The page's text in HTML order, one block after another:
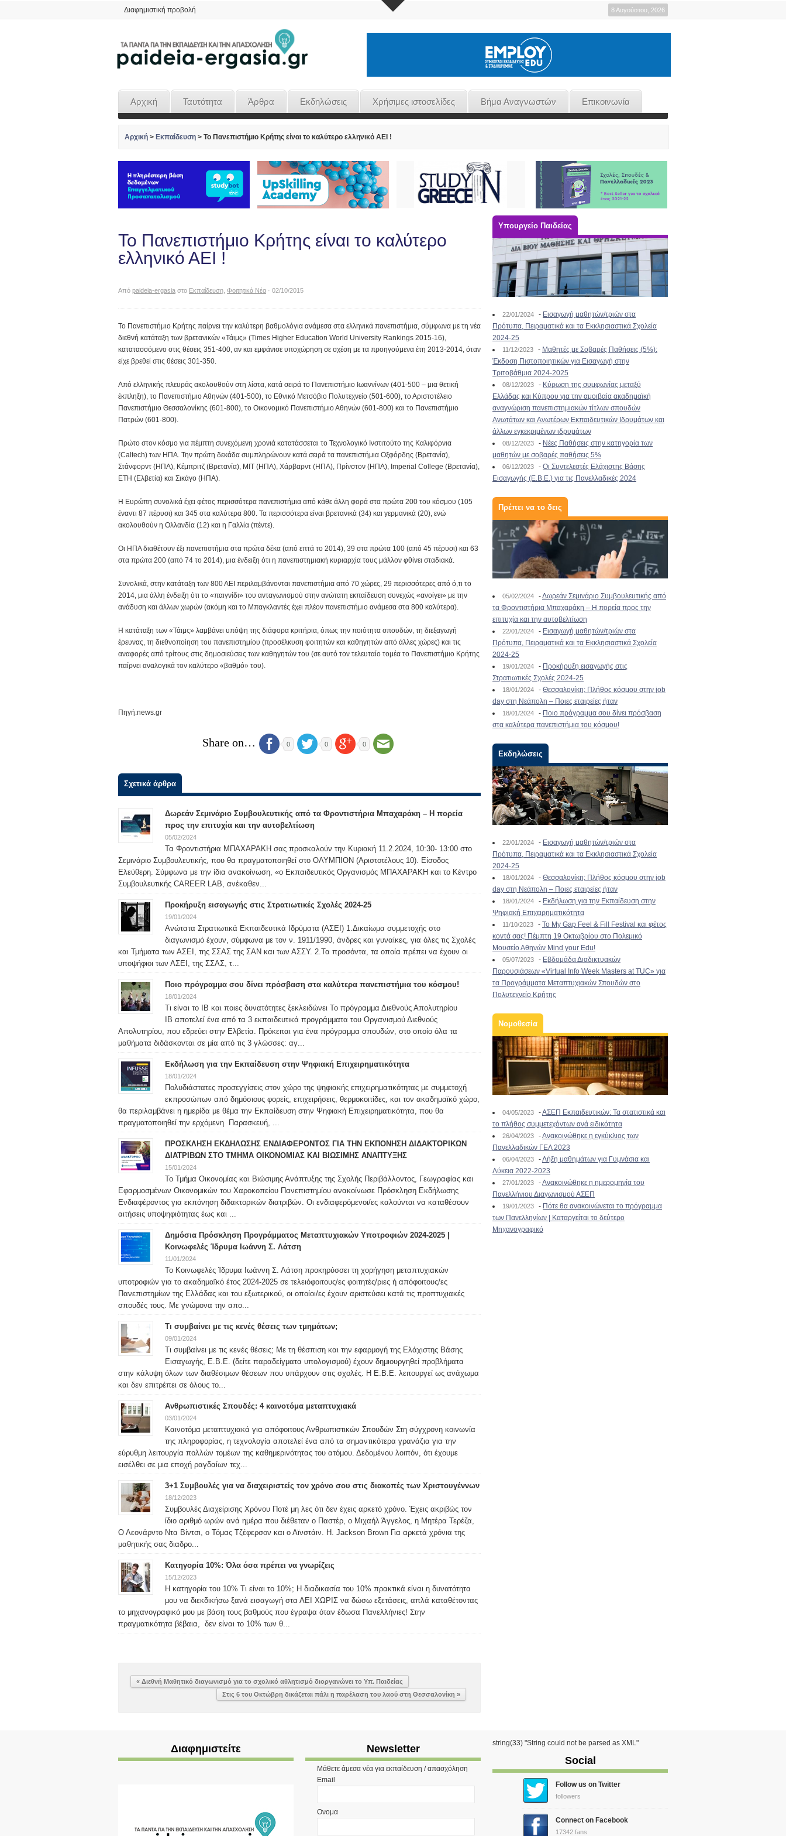
Διαφημιστική προβολή 8 Αυγούστου, 2026
Αρχική Ταυτότητα Άρθρα Εκδηλώσεις Χρήσιμες ιστοσελίδες Βήμα Αναγνωστών Επικοινωνία
Αρχική > Εκπαίδευση > Το Πανεπιστήμιο Κρήτης είναι το καλύτερο ελληνικό ΑΕΙ !
Το Πανεπιστήμιο Κρήτης είναι το καλύτερο
ελληνικό ΑΕΙ !
Από paideia-ergasia στο Εκπαίδευση Φοιτητικά Νέα · 02/10/2015
Το Πανεπιστήμιο Κρήτης παίρνει την καλύτερη βαθμολόγια ανάμεσα στα ελληνικά πανεπιστήμια, σύμφωνα με τη νέα
διεθνή κατάταξη των βρετανικών «Τάιμς» (Times Higher Education World University Rankings 2015-16),
κατατασσόμενο στις θέσεις 351-400, αν και εμφάνισε υποχώρηση σε σχέση με τα προηγούμενα έτη 2013-2014, όταν
είχε βρεθεί στις θέσεις 301-350.
Από ελληνικής πλευράς ακολουθούν στη λίστα, κατά σειρά το Πανεπιστήμιο Ιωαννίνων (401-500 – μια θετική
έκπληξη), το Πανεπιστήμιο Αθηνών (401-500), το Εθνικό Μετσόβιο Πολυτεχνείο (501-600), το Αριστοτέλειο
Πανεπιστήμιο Θεσσαλονίκης (601-800), το Οικονομικό Πανεπιστήμιο Αθηνών (601-800) και το Πανεπιστήμιο
Πατρών (601-800).
Πρώτο στον κόσμο για πέμπτη συνεχόμενη χρονιά κατατάσσεται το Τεχνολογικό Ινστιτούτο της Καλιφόρνια
(Caltech) των ΗΠΑ. Την πρώτη δεκάδα συμπληρώνουν κατά σειρά τα πανεπιστήμια Οξφόρδης (Βρετανία),
Στάνφορντ (ΗΠΑ), Κέμπριτζ (Βρετανία), ΜΙΤ (ΗΠΑ), Χάρβαρντ (ΗΠΑ), Πρίνστον (ΗΠΑ), Imperial College (Βρετανία),
ΕΤΗ (Ελβετία) και Σικάγο (ΗΠΑ).
Η Ευρώπη συνολικά έχει φέτος περισσότερα πανεπιστήμια από κάθε άλλη φορά στα πρώτα 200 του κόσμου (105
έναντι 87 πέρυσι) και 345 στα καλύτερα 800. Τα περισσότερα είναι βρετανικά (34) και γερμανικά (20), ενώ
ακολουθούν η Ολλανδία (12) και η Γαλλία (πέντε).
Οι ΗΠΑ διαθέτουν έξι πανεπιστήμια στα πρώτα δέκα (από επτά το 2014), 39 στα πρώτα 100 (από 45 πέρυσι) και 63
στα πρώτα 200 (από 74 το 2014), μια ένδειξη ότι η πανεπιστημιακή κυριαρχία τους μάλλον φθίνει σταδιακά.
Συνολικά, στην κατάταξη των 800 ΑΕΙ περιλαμβάνονται πανεπιστήμια από 70 χώρες, 29 περισσότερες από ό,τι το
2014, μια άλλη ένδειξη ότι το «παιγνίδι» του ανταγωνισμού στην ανώτατη εκπαίδευση συνεχώς «ανοίγει» με την
ανάδυση και άλλων χωρών (ακόμη και το Μπαγκλαντές έχει πλέον πανεπιστήμιο ανάμεσα στα 800 καλύτερα).
Η κατάταξη των «Τάιμς» λαμβάνει υπόψη της διάφορα κριτήρια, όπως την ποιότητα σπουδών, τη διεξαγωγή
έρευνας, τη διεθνοποίηση του πανεπιστημίου (προσέλκυση φοιτητών και καθηγητών από άλλες χώρες) και τις
αναφορές από τρίτους στις δημοσιεύσεις των καθηγητών του (σε αυτό τον τελευταίο τομέα το Πανεπιστήμιο Κρήτης
παίρνει αναλογικά τον καλύτερο «βαθμό» του).
Πηγή:news.gr
Share on… 0 0 0
Σχετικά άρθρα
Δωρεάν Σεμινάριο Συμβουλευτικής από τα Φροντιστήρια Μπαχαράκη – Η πορεία
προς την επιτυχία και την αυτοβελτίωση
05/02/2024
Τα Φροντιστήρια ΜΠΑΧΑΡΑΚΗ σας προσκαλούν την Κυριακή 11.2.2024, 10:30- 13:00 στο
Σεμινάριο Συμβουλευτικής, που θα πραγματοποιηθεί στο ΟΛΥΜΠΙΟΝ (Αριστοτέλους 10). Είσοδος
Ελεύθερη. Σύμφωνα με την ίδια ανακοίνωση, «ο Εκπαιδευτικός Οργανισμός ΜΠΑΧΑΡΑΚΗ και το Κέντρο
Συμβουλευτικής CAREER LAB, ανέκαθεν...
Προκήρυξη εισαγωγής στις Στρατιωτικές Σχολές 2024-25
19/01/2024
Ανώτατα Στρατιωτικά Εκπαιδευτικά Ιδρύματα (ΑΣΕΙ) 1.Δικαίωμα συμμετοχής στο
διαγωνισμό έχουν, σύμφωνα με τον ν. 1911/1990, άνδρες και γυναίκες, για όλες τις Σχολές
και Τμήματα των ΑΣΕΙ, της ΣΣΑΣ της ΣΑΝ και των ΑΣΣΥ. 2.Τα προσόντα, τα οποία πρέπει να έχουν οι
υποψήφιοι των ΑΣΕΙ, της ΣΣΑΣ, τ...
Ποιο πρόγραμμα σου δίνει πρόσβαση στα καλύτερα πανεπιστήμια του κόσμου!
18/01/2024
Τι είναι το IB και ποιες δυνατότητες ξεκλειδώνει Το πρόγραμμα Διεθνούς Απολυτηρίου
IB αποτελεί ένα από τα 3 εκπαιδευτικά προγράμματα του Οργανισμού Διεθνούς
Απολυτηρίου, που εδρεύει στην Ελβετία. Πρόκειται για ένα πρόγραμμα σπουδών, στο οποίο όλα τα
μαθήματα διδάσκονται σε μία από τις 3 γλώσσες: αγ...
Εκδήλωση για την Εκπαίδευση στην Ψηφιακή Επιχειρηματικότητα
18/01/2024
Πολυδιάστατες προσεγγίσεις στον χώρο της ψηφιακής επιχειρηματικότητας με συμμετοχή
εκπροσώπων από δημόσιους φορείς, επιχειρήσεις, θερμοκοιτίδες, και τον ακαδημαϊκό χώρο,
θα περιλαμβάνει η ημερίδα με θέμα την Εκπαίδευση στην Ψηφιακή Επιχειρηματικότητα, που θα
πραγματοποιηθεί την ερχόμενη Παρασκευή, ...
ΠΡΟΣΚΛΗΣΗ ΕΚΔΗΛΩΣΗΣ ΕΝΔΙΑΦΕΡΟΝΤΟΣ ΓΙΑ ΤΗΝ ΕΚΠΟΝΗΣΗ ΔΙΔΑΚΤΟΡΙΚΩΝ
ΔΙΑΤΡΙΒΩΝ ΣΤΟ ΤΜΗΜΑ ΟΙΚΟΝΟΜΙΑΣ ΚΑΙ ΒΙΩΣΙΜΗΣ ΑΝΑΠΤΥΞΗΣ
15/01/2024
Το Τμήμα Οικονομίας και Βιώσιμης Ανάπτυξης της Σχολής Περιβάλλοντος, Γεωγραφίας και
Εφαρμοσμένων Οικονομικών του Χαροκοπείου Πανεπιστημίου ανακοίνωσε Πρόσκληση Εκδήλωσης
Ενδιαφέροντος για εκπόνηση διδακτορικών διατριβών. Οι ενδιαφερόμενοι/ες καλούνται να καταθέσουν
αιτήσεις υποψηφιότητας έως και ...
Δημόσια Πρόσκληση Προγράμματος Μεταπτυχιακών Υποτροφιών 2024-2025 |
Κοινωφελές Ίδρυμα Ιωάννη Σ. Λάτση
11/01/2024
Το Κοινωφελές Ίδρυμα Ιωάννη Σ. Λάτση προκηρύσσει τη χορήγηση μεταπτυχιακών
υποτροφιών για το ακαδημαϊκό έτος 2024-2025 σε τελειόφοιτους/ες φοιτητές/ριες ή απόφοιτους/ες
Πανεπιστημίων της Ελλάδας και του εξωτερικού, οι οποίοι/ες έχουν αριστεύσει κατά τις προπτυχιακές
σπουδές τους. Με γνώμονα την απο...
Τι συμβαίνει με τις κενές θέσεις των τμημάτων;
09/01/2024
Τι συμβαίνει με τις κενές θέσεις; Με τη θέσπιση και την εφαρμογή της Ελάχιστης Βάσης
Εισαγωγής, Ε.Β.Ε. (δείτε παραδείγματα υπολογισμού) έχουν δημιουργηθεί προβλήματα
στην κάλυψη όλων των διαθέσιμων θέσεων που υπάρχουν στις σχολές. Η Ε.Β.Ε. λειτουργεί ως ανάχωμα
και δεν επιτρέπει σε όλους το...
Ανθρωπιστικές Σπουδές: 4 καινοτόμα μεταπτυχιακά
03/01/2024
Καινοτόμα μεταπτυχιακά για απόφοιτους Ανθρωπιστικών Σπουδών Στη σύγχρονη κοινωνία
της πληροφορίας, η τεχνολογία αποτελεί ένα από τα σημαντικότερα γρανάζια για την
εύρυθμη λειτουργία πολλών τομέων της καθημερινότητας του ατόμου. Δεδομένου λοιπόν, ότι έχουμε
εισέλθει σε μια εποχή ραγδαίων τεχ...
3+1 Συμβουλές για να διαχειριστείς τον χρόνο σου στις διακοπές των Χριστουγέννων
18/12/2023
Συμβουλές Διαχείρισης Χρόνου Ποτέ μη λες ότι δεν έχεις αρκετό χρόνο. Έχεις ακριβώς τον
ίδιο αριθμό ωρών ανά ημέρα που διέθεταν ο Παστέρ, ο Μιχαήλ Άγγελος, η Μητέρα Τερέζα,
Ο Λεονάρντο Ντα Βίντσι, ο Τόμας Τζέφερσον και ο Αϊνστάιν. H. Jackson Brown Για αρκετά χρόνια της
μαθητικής σας διαδρο...
Κατηγορία 10%: Όλα όσα πρέπει να γνωρίζεις
15/12/2023
Η κατηγορία του 10% Τι είναι το 10%; Η διαδικασία του 10% πρακτικά είναι η δυνατότητα
μου να διεκδικήσω ξανά εισαγωγή στα ΑΕΙ ΧΩΡΙΣ να δώσω εξετάσεις, απλά καταθέτοντας
το μηχανογραφικό μου με βάση τους βαθμούς που έγραψα όταν έδωσα Πανελλήνιες! Στην
πραγματικότητα βέβαια, δεν είναι το 10% των θ...
« Διεθνή Μαθητικό διαγωνισμό για το σχολικό αθλητισμό διοργανώνει το Υπ. Παιδείας
Στις 6 του Οκτώβρη δικάζεται πάλι η παρέλαση του λαού‏ στη Θεσσαλονίκη »
Υπουργείο Παιδείας
22/01/2024 - Εισαγωγή μαθητών/τριών στα
Πρότυπα, Πειραματικά και τα Εκκλησιαστικά Σχολεία
2024-25
11/12/2023 - Μαθητές με Σοβαρές Παθήσεις (5%):
Έκδοση Πιστοποιητικών για Εισαγωγή στην
Τριτοβάθμια 2024-2025
08/12/2023 - Κύρωση της συμφωνίας μεταξύ
Ελλάδας και Κύπρου για την αμοιβαία ακαδημαϊκή
αναγνώριση πανεπιστημιακών τίτλων σπουδών
Ανωτάτων και Ανωτέρων Εκπαιδευτικών Ιδρυμάτων και
άλλων εγκεκριμένων ιδρυμάτων
08/12/2023 - Νέες Παθήσεις στην κατηγορία των
μαθητών με σοβαρές παθήσεις 5%
06/12/2023 - Οι Συντελεστές Ελάχιστης Βάσης
Εισαγωγής (Ε.Β.Ε.) για τις Πανελλαδικές 2024
Πρέπει να το δεις
05/02/2024 -Δωρεάν Σεμινάριο Συμβουλευτικής από
τα Φροντιστήρια Μπαχαράκη – Η πορεία προς την
επιτυχία και την αυτοβελτίωση
22/01/2024 - Εισαγωγή μαθητών/τριών στα
Πρότυπα, Πειραματικά και τα Εκκλησιαστικά Σχολεία
2024-25
19/01/2024 - Προκήρυξη εισαγωγής στις
Στρατιωτικές Σχολές 2024-25
18/01/2024 - Θεσσαλονίκη: Πλήθος κόσμου στην job
day στη Νεάπολη – Ποιες εταιρείες ήταν
18/01/2024 - Ποιο πρόγραμμα σου δίνει πρόσβαση
στα καλύτερα πανεπιστήμια του κόσμου!
Εκδηλώσεις
22/01/2024 - Εισαγωγή μαθητών/τριών στα
Πρότυπα, Πειραματικά και τα Εκκλησιαστικά Σχολεία
2024-25
18/01/2024 - Θεσσαλονίκη: Πλήθος κόσμου στην job
day στη Νεάπολη – Ποιες εταιρείες ήταν
18/01/2024 - Εκδήλωση για την Εκπαίδευση στην
Ψηφιακή Επιχειρηματικότητα
11/10/2023 - To My Gap Feel & Fill Festival και φέτος
κοντά σας! Πέμπτη 19 Οκτωβρίου στο Πολεμικό
Μουσείο Αθηνών Mind your Edu!
05/07/2023 - Εβδομάδα Διαδικτυακών
Παρουσιάσεων «Virtual Info Week Masters at TUC» για
τα Προγράμματα Μεταπτυχιακών Σπουδών στο
Πολυτεχνείο Κρήτης
Νομοθεσία
04/05/2023 -ΑΣΕΠ Εκπαιδευτικών: Τα στατιστικά και
το πλήθος συμμετεχόντων ανά ειδικότητα
26/04/2023 -Ανακοινώθηκε η εγκύκλιος των
Πανελλαδικών ΓΕΛ 2023
06/04/2023 -Λήξη μαθημάτων για Γυμνάσια και
Λύκεια 2022-2023
27/01/2023 -Ανακοινώθηκε η ημερομηνία του
Πανελλήνιου Διαγωνισμού ΑΣΕΠ
19/01/2023 - Πότε θα ανακοινώνεται το πρόγραμμα
των Πανελληνίων | Καταργείται το δεύτερο
Μηχανογραφικό
Διαφημιστείτε Newsletter
Μάθετε άμεσα νέα για εκπαίδευση / απασχόληση
Email
Ονομα
string(33) "String could not be parsed as XML"
Social
Follow us on Twitter
followers
Connect on Facebook
17342 fans